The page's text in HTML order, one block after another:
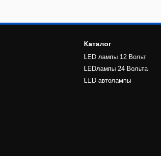
Каталог
LED лампы 12 Вольт
LEDлампы 24 Вольта
LED автолампы